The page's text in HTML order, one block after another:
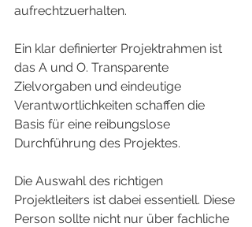
aufrechtzuerhalten.
Ein klar definierter Projektrahmen ist
das A und O. Transparente
Zielvorgaben und eindeutige
Verantwortlichkeiten schaffen die
Basis für eine reibungslose
Durchführung des Projektes.
Die Auswahl des richtigen
Projektleiters ist dabei essentiell. Diese
Person sollte nicht nur über fachliche